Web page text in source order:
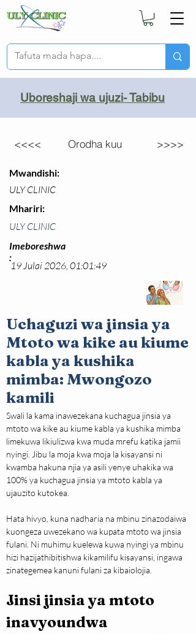
Uboreshaji wa ujuzi- Tabibu
<<<< Orodha kuu >>>>
Mwandishi:
ULY CLINIC
Mhariri:
ULY CLINIC
19 Julai 2026, 01:01:49
Uchaguzi wa jinsia ya
Mtoto wa kike au kiume
kabla ya kushika
mimba: Mwongozo
kamili
Imeboreshwa
:
Swali la kama inawezekana kuchagua jinsia ya
mtoto wa kike au kiume kabla ya kushika mimba
limekuwa likiulizwa kwa muda mrefu katika jamii
nyingi. Jibu la moja kwa moja la kisayansi ni
kwamba hakuna njia ya asili yenye uhakika wa
100% ya kuchagua jinsia ya mtoto kabla ya
ujauzito kutokea.
Hata hivyo, kuna nadharia na mbinu zinazodaiwa
kuongeza uwezekano wa kupata mtoto wa jinsia
fulani. Ni muhimu kuelewa kuwa nyingi ya mbinu
hizi hazijathibitishwa kikamilifu kisayansi, ingawa
zinategemea kanuni fulani za kibaiolojia.
Jinsi jinsia ya mtoto
inavyoundwa